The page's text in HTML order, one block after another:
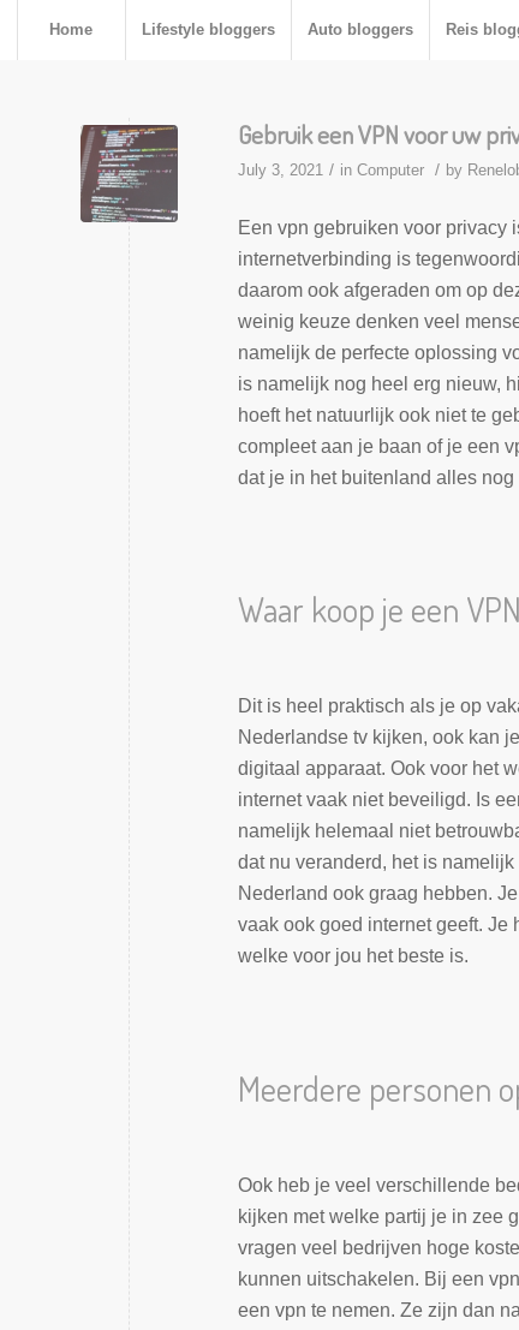
Home Lifestyle bloggers Auto bloggers Reis
Gebruik een VPN voor uw
July 3, 2021 / in Computer / by
Een vpn gebruiken voor privacy
internetverbinding is
daarom ook afgeraden om op
weinig keuze denken veel
namelijk de perfecte oplossing
is namelijk nog heel erg nieuw,
hoeft het natuurlijk ook niet te
compleet aan je baan of je een
dat je in het buitenland alles
Waar koop je een VPN
Dit is heel praktisch als je op
Nederlandse tv kijken, ook kan
digitaal apparaat. Ook voor het
internet vaak niet beveiligd. Is
namelijk helemaal niet
dat nu veranderd, het is
Nederland ook graag hebben.
vaak ook goed internet geeft. Je
welke voor jou het beste is.
Meerdere personen
Ook heb je veel verschillende
kijken met welke partij je in zee
vragen veel bedrijven hoge
kunnen uitschakelen. Bij een
een vpn te nemen. Ze zijn dan